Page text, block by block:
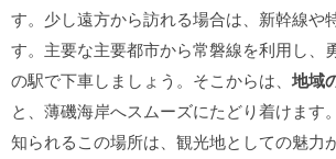
す。少し遠方から訪れる場合は、新幹線や
す。主要な主要都市から常磐線を利用し、
の駅で下車しましょう。そこからは、 地域
と、薄磯海岸へスムーズにたどり着けます
知られるこの場所は、観光地としての魅力